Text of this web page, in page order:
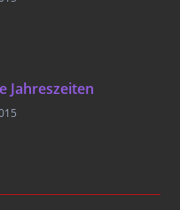
Jahreszeiten